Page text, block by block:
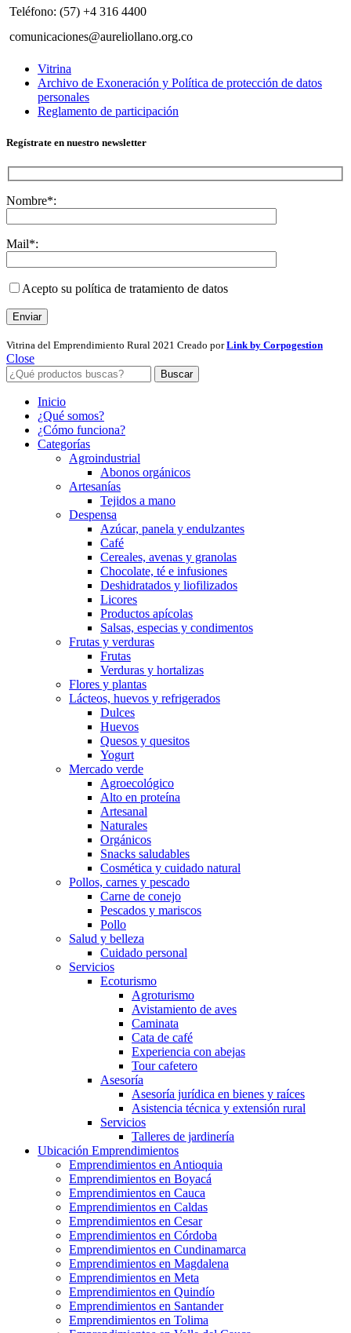
Teléfono: (57) +4 316 4400
comunicaciones@aureliollano.org.co
Vitrina
Archivo de Exoneración y Política de protección de datos
personales
Reglamento de participación
Regístrate en nuestro newsletter
Nombre*:
Mail*:
Acepto su política de tratamiento de datos
Vitrina del Emprendimiento Rural 2021 Creado porLink by Corpogestion
Close
Buscar
Inicio
¿Qué somos?
¿Cómo funciona?
Categorías
Agroindustrial
Abonos orgánicos
Artesanías
Tejidos a mano
Despensa
Azúcar, panela y endulzantes
Café
Cereales, avenas y granolas
Chocolate, té e infusiones
Deshidratados y liofilizados
Licores
Productos apícolas
Salsas, especias y condimentos
Frutas y verduras
Frutas
Verduras y hortalizas
Flores y plantas
Lácteos, huevos y refrigerados
Dulces
Huevos
Quesos y quesitos
Yogurt
Mercado verde
Agroecológico
Alto en proteína
Artesanal
Naturales
Orgánicos
Snacks saludables
Cosmética y cuidado natural
Pollos, carnes y pescado
Carne de conejo
Pescados y mariscos
Pollo
Salud y belleza
Cuidado personal
Servicios
Ecoturismo
Agroturismo
Avistamiento de aves
Caminata
Cata de café
Experiencia con abejas
Tour cafetero
Asesoría
Asesoría jurídica en bienes y raíces
Asistencia técnica y extensión rural
Servicios
Talleres de jardinería
Ubicación Emprendimientos
Emprendimientos en Antioquia
Emprendimientos en Boyacá
Emprendimientos en Cauca
Emprendimientos en Caldas
Emprendimientos en Cesar
Emprendimientos en Córdoba
Emprendimientos en Cundinamarca
Emprendimientos en Magdalena
Emprendimientos en Meta
Emprendimientos en Quindío
Emprendimientos en Santander
Emprendimientos en Tolima